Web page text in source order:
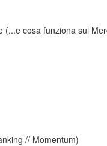
(...e cosa funziona sui
// Momentum)